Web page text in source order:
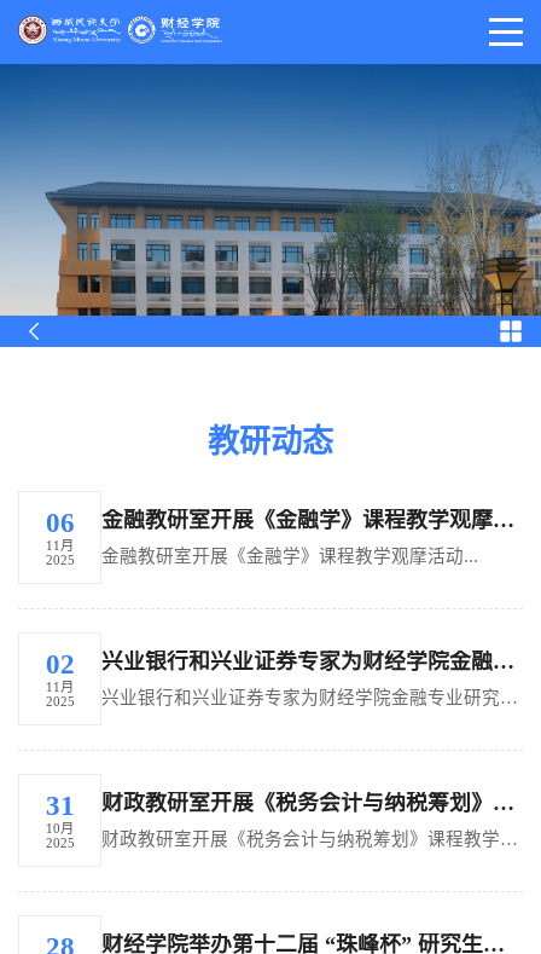
教研动态
06
11月
2025
金融教研室开展《金融学》课程教学观摩活动
金融教研室开展《金融学》课程教学观摩活动...
02
11月
2025
兴业银行和兴业证券专家为财经学院金融专业研究生作专题讲座
兴业银行和兴业证券专家为财经学院金融专业研究生作专题讲座...
31
10月
2025
财政教研室开展《税务会计与纳税筹划》课程教学观摩活动
财政教研室开展《税务会计与纳税筹划》课程教学观摩活动...
28 财经学院举办第十二届 “珠峰杯” 研究生优秀论文交流赛